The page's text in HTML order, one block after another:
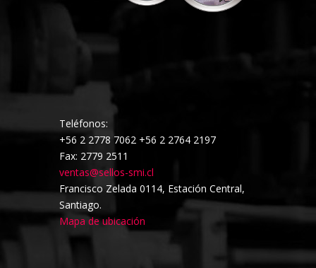
Teléfonos:
+56 2 2778 7062 +56 2 2764 2197
Fax: 2779 2511
ventas@sellos-smi.cl
Francisco Zelada 0114, Estación Central,
Santiago.
Mapa de ubicación